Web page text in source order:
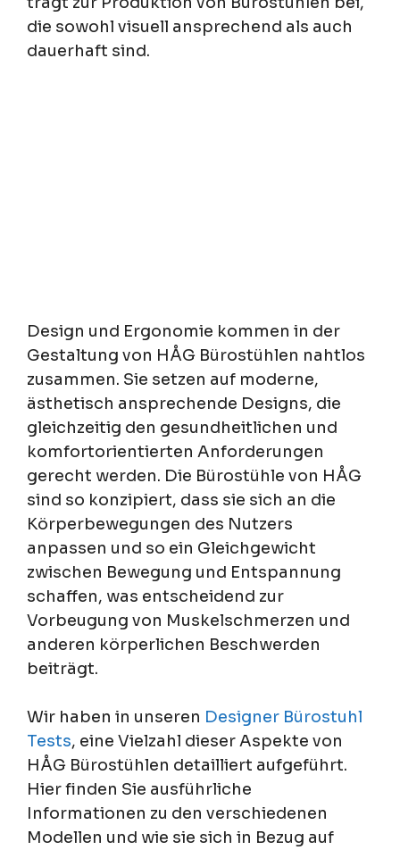
die sowohl visuell ansprechend als auch
dauerhaft sind.
Design und Ergonomie kommen in der
Gestaltung von HÅG Bürostühlen nahtlos
zusammen. Sie setzen auf moderne,
ästhetisch ansprechende Designs, die
gleichzeitig den gesundheitlichen und
komfortorientierten Anforderungen
gerecht werden. Die Bürostühle von HÅG
sind so konzipiert, dass sie sich an die
Körperbewegungen des Nutzers
anpassen und so ein Gleichgewicht
zwischen Bewegung und Entspannung
schaffen, was entscheidend zur
Vorbeugung von Muskelschmerzen und
anderen körperlichen Beschwerden
beiträgt.
Wir haben in unseren Designer Bürostuhl
Tests, eine Vielzahl dieser Aspekte von
HÅG Bürostühlen detailliert aufgeführt.
Hier finden Sie ausführliche
Informationen zu den verschiedenen
Modellen und wie sie sich in Bezug auf